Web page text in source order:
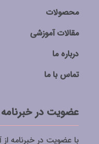
محصولات
مقالات آموزشی
درباره ما
تماس با ما
عضویت در خبرنامه
با عضویت در خبرنامه